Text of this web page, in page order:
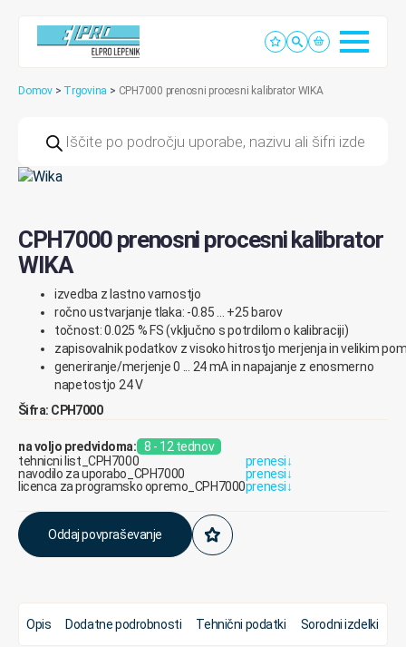
Domov > Trgovina > CPH7000 prenosni procesni kalibrator WIKA
search
CPH7000 prenosni procesni kalibrator
WIKA
izvedba z lastnovarnostjo
ročnoustvarjanje tlaka: -0.85 +25 barov
točnost: 0.025 % FS(vključno spotrdilom o kalibraciji)
zapisovalnikpodatkov z visoko hitrostjo merjenjain velikim
generiranje/merjenje0 24mAinnapajanje z enosmerno
napetostjo 24V
Šifra: CPH7000
na voljo predvidoma: 8 - 12 tednov
tehnicni list_CPH7000
prenesi↓
navodilo za uporabo_CPH7000
prenesi↓
licenca za programsko opremo_CPH7000prenesi↓
Oddaj povpraševanje
Opis Dodatne podrobnosti Tehnični podatki Sorodni izdelki